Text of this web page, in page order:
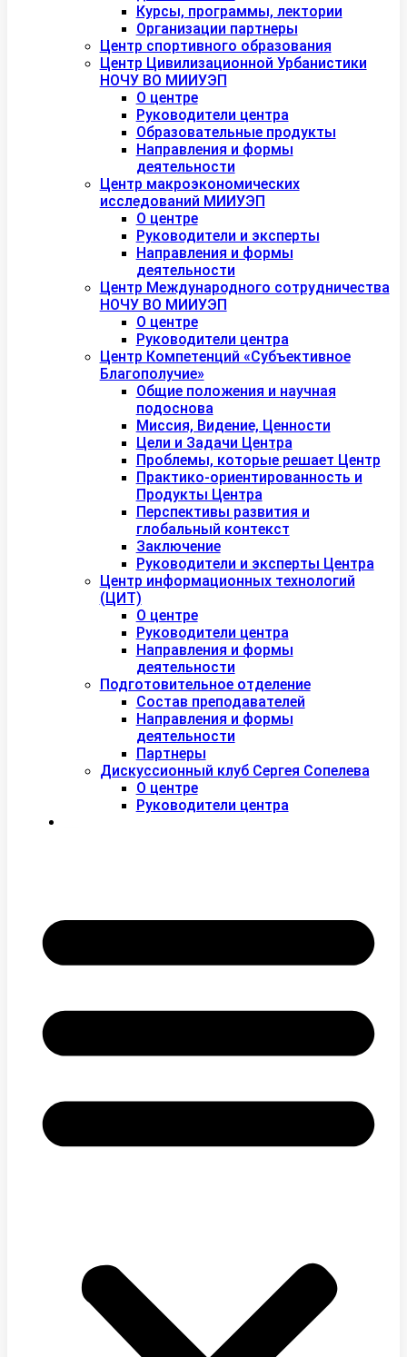
Курсы, программы, лектории
Организации партнеры
Центр спортивного образования
Центр Цивилизационной Урбанистики
НОЧУ ВО МИИУЭП
О центре
Руководители центра
Образовательные продукты
Направления и формы
деятельности
Центр макроэкономических
исследований МИИУЭП
О центре
Руководители и эксперты
Направления и формы
деятельности
Центр Международного сотрудничества
НОЧУ ВО МИИУЭП
О центре
Руководители центра
Центр Компетенций «Субъективное
Благополучие»
Общие положения и научная
подоснова
Миссия, Видение, Ценности
Цели и Задачи Центра
Проблемы, которые решает Центр
Практико-ориентированность и
Продукты Центра
Перспективы развития и
глобальный контекст
Заключение
Руководители и эксперты Центра
Центр информационных технологий
(ЦИТ)
О центре
Руководители центра
Направления и формы
деятельности
Подготовительное отделение
Состав преподавателей
Направления и формы
деятельности
Партнеры
Дискуссионный клуб Сергея Сопелева
О центре
Руководители центра